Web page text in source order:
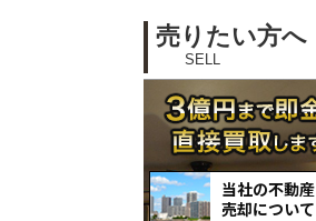
売りたい方へ
SELL
当社の不動産
売却について